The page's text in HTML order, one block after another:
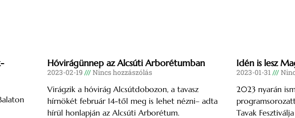
Hóvirágünnep az Alcsúti Arborétumban
2023-02-19 Nincs hozzászólás
Virágzik a hóvirág Alcsútdobozon, a tavasz
hírnökét február 14-től meg is lehet nézni– adta
hírül honlapján az Alcsúti Arborétum.
Idén is lesz
2023-01-31
2023 nyarán
Tavak